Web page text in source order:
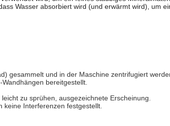
Wasser absorbiert wird (und erwärmt wird), um
gesammelt und in der Maschine zentrifugiert
bereitgestellt.
zu sprühen, ausgezeichnete Erscheinung.
keine Interferenzen festgestellt.